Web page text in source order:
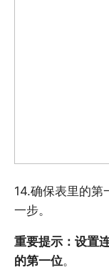
14.确保表里的第
一步。
重要提示：设置
的第一位。